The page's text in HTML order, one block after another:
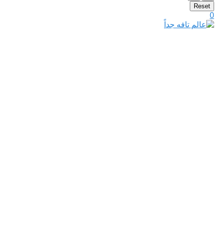
Reset
0